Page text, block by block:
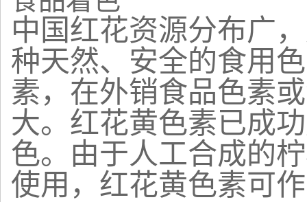
中国红花资源分布广
种天然、安全的食用色
素，在外销食品色素
大。红花黄色素已成
色。由于人工合成的
使用，红花黄色素可